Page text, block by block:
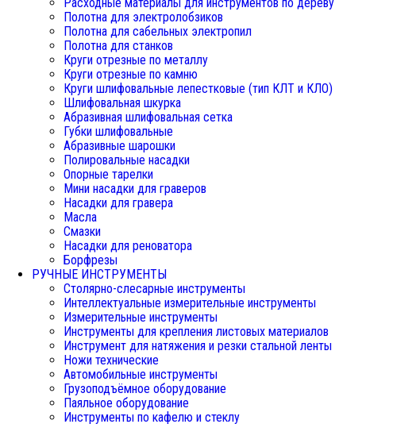
Полотна для электролобзиков
Полотна для сабельных электропил
Полотна для станков
Круги отрезные по металлу
Круги отрезные по камню
Круги шлифовальные лепестковые (тип КЛТ и КЛО)
Шлифовальная шкурка
Абразивная шлифовальная сетка
Губки шлифовальные
Абразивные шарошки
Полировальные насадки
Опорные тарелки
Мини насадки для граверов
Насадки для гравера
Масла
Смазки
Насадки для реноватора
Борфрезы
РУЧНЫЕ ИНСТРУМЕНТЫ
Столярно-слесарные инструменты
Интеллектуальные измерительные инструменты
Измерительные инструменты
Инструменты для крепления листовых материалов
Инструмент для натяжения и резки стальной ленты
Ножи технические
Автомобильные инструменты
Грузоподъёмное оборудование
Паяльное оборудование
Инструменты по кафелю и стеклу